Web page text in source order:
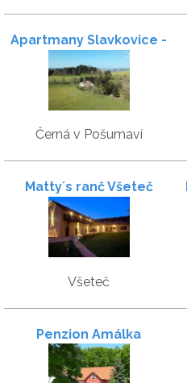
Apartmany Slavkovice -
Lipno
Černá v Pošumaví
Matty´s ranč Všeteč
Všeteč
Penzion Amálka